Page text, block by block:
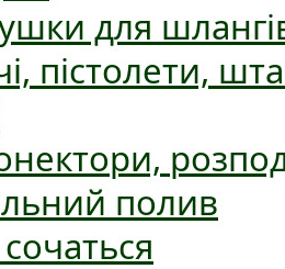
для
пістолети,
полив